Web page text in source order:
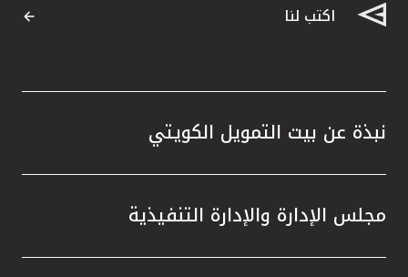
اكتب لنا
نبذة عن بيت التمويل الكويتي
مجلس الإدارة والإدارة التنفيذية